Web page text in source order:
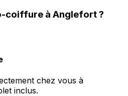
coiffure à Anglefort?
chez vous à
inclus.